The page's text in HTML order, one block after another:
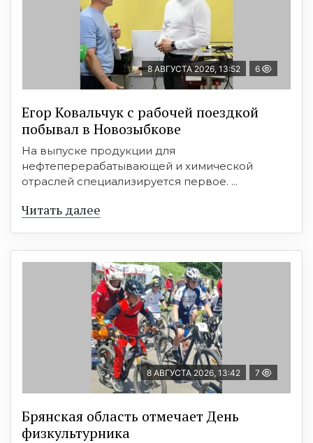
8 АВГУСТА 2026, 13:52 6
Егор Ковальчук с рабочей поездкой
побывал в Новозыбкове
На выпуске продукции для
нефтеперерабатывающей и химической
отраслей специализируется первое. ...
Читать далее
8 АВГУСТА 2026, 13:42 7
Брянская область отмечает День
физкультурника